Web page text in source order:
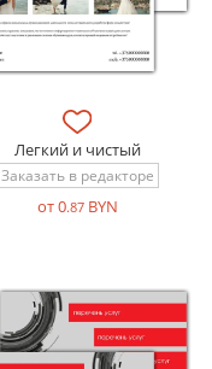
Легкий и чистый
Заказать в редакторе
от 0.87BYN